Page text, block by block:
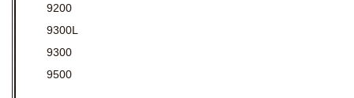
9200
9300L
9300
9500